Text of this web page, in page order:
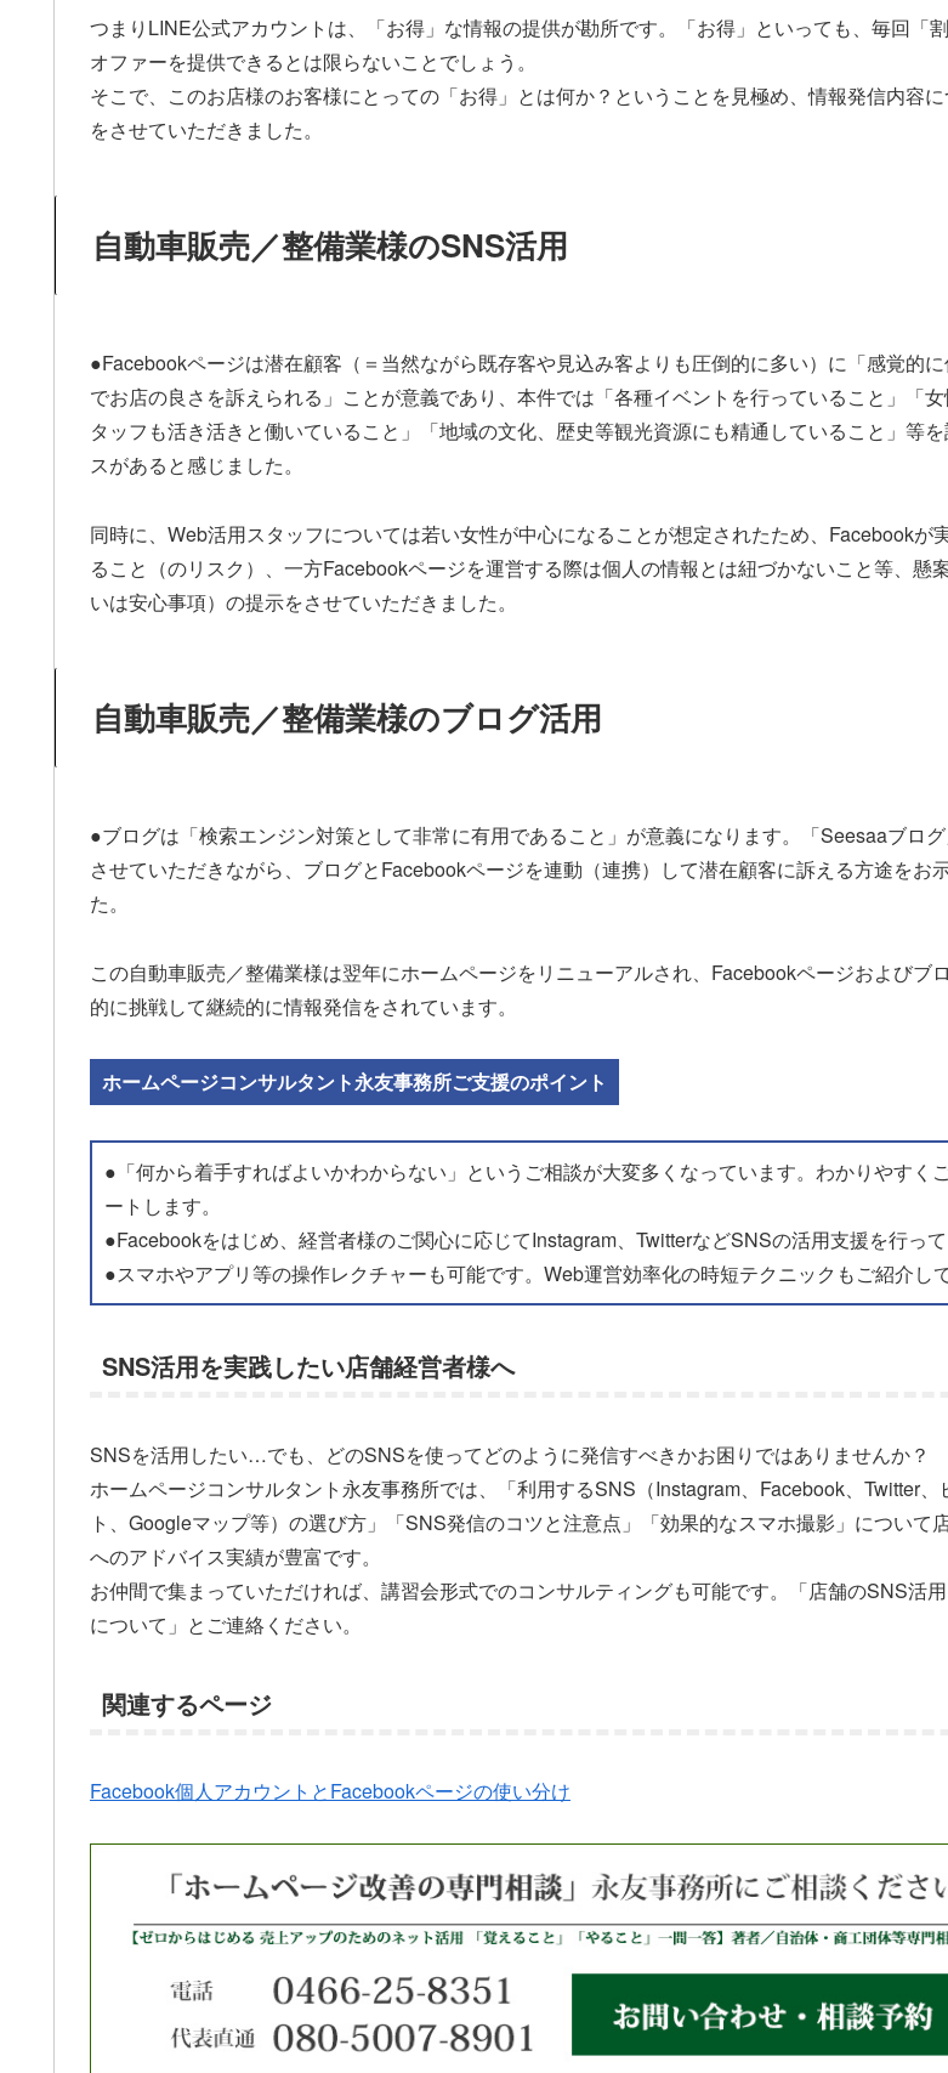
つまりLINE公式アカウントは、「お得」な情報の提供が勘所です。「お得」といっても、毎回「
オファーを提供できるとは限らないことでしょう。
そこで、このお店様のお客様にとっての「お得」とは何か？ということを見極め、情報発信内容
をさせていただきました。
自動車販売／整備業様のSNS活用
●Facebookページは潜在顧客（＝当然ながら既存客や見込み客よりも圧倒的に多い）に「感覚的
でお店の良さを訴えられる」ことが意義であり、本件では「各種イベントを行っていること」「
タッフも活き活きと働いていること」「地域の文化、歴史等観光資源にも精通していること」等
スがあると感じました。
同時に、Web活用スタッフについては若い女性が中心になることが想定されたため、Facebookが
ること（のリスク）、一方Facebookページを運営する際は個人の情報とは紐づかないこと等、懸
いは安心事項）の提示をさせていただきました。
自動車販売／整備業様のブログ活用
●ブログは「検索エンジン対策として非常に有用であること」が意義になります。「Seesaaブロ
させていただきながら、ブログとFacebookページを連動（連携）して潜在顧客に訴える方途をお
た。
この自動車販売／整備業様は翌年にホームページをリニューアルされ、Facebookページおよびブ
的に挑戦して継続的に情報発信をされています。
ホームページコンサルタント永友事務所ご支援のポイント
●「何から着手すればよいかわからない」というご相談が大変多くなっています。わかりやすく
ートします。
●Facebookをはじめ、経営者様のご関心に応じてInstagram、TwitterなどSNSの活用支援を行って
●スマホやアプリ等の操作レクチャーも可能です。Web運営効率化の時短テクニックもご紹介して
SNS活用を実践したい店舗経営者様へ
SNSを活用したい…でも、どのSNSを使ってどのように発信すべきかお困りではありませんか？
ホームページコンサルタント永友事務所では、「利用するSNS（Instagram、Facebook、Twitter、
ト、Googleマップ等）の選び方」「SNS発信のコツと注意点」「効果的なスマホ撮影」について
へのアドバイス実績が豊富です。
お仲間で集まっていただければ、講習会形式でのコンサルティングも可能です。「店舗のSNS活
について」とご連絡ください。
関連するページ
Facebook個人アカウントとFacebookページの使い分け